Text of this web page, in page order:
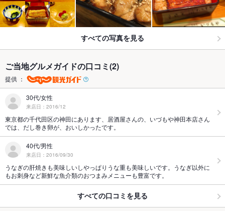
すべての写真を見る
ご当地グルメガイドの口コミ(2)
提供 ：
30代/女性
来店日：2016/12
東京都の千代田区の神田にあります、居酒屋さんの、いづもや神田本店さん
では、だし巻き卵が、おいしかったです。
40代/男性
来店日：2016/09/30
うなぎの肝焼きも美味しいしやっぱりうな重も美味しいです。うなぎ以外に
もお刺身など新鮮な魚介類のおつまみメニューも豊富です。
すべての口コミを見る